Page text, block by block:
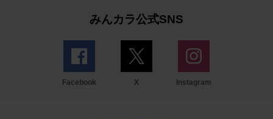
みんカラ公式SNS
Facebook X Instagram